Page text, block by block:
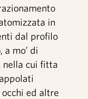
in
dal profilo
mo’ di
nella cui fitta
ed altre